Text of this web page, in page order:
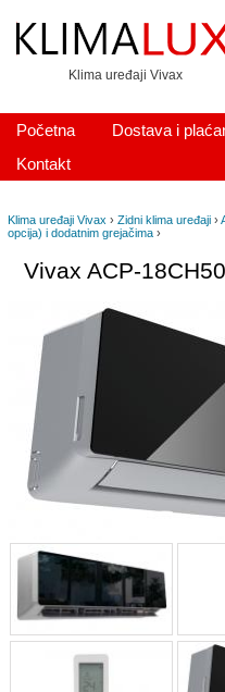
Klima uređaji Vivax
Početna Dostava i
Kontakt
Klima uređaji Vivax › Zidni klima uređaji ›
opcija) i dodatnim grejačima ›
Vivax ACP-